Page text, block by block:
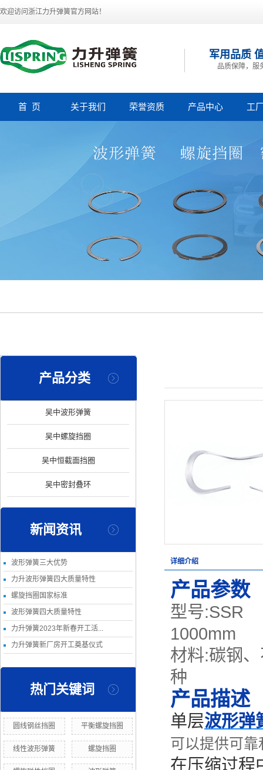
欢迎访问浙江力升弹簧官方网站！
军用品质
品质保障，服
首 页 关于我们 荣誉资质 产品中心
吴中螺旋挡圈
吴中密封叠环
工
产品分类
吴中波形弹簧
吴中螺旋挡圈
吴中恒截面挡圈
吴中密封叠环
新闻资讯
波形弹簧三大优势
力升波形弹簧四大质量特性
螺旋挡圈国家标准
波形弹簧四大质量特性
力升弹簧2023年新春开工活...
力升弹簧新厂房开工奠基仪式
热门关键词
圆线钢丝挡圈 平衡螺旋挡圈
线性波形弹簧 螺旋挡圈
详细介绍
产品参数
型号:SSR
1000mm
材料:碳钢
种
产品描述
单层波形弹
可以提供可
在压缩过程